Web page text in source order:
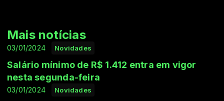
Mais notícias
Novidades
03/01/2024
Salário mínimo de R$ 1.412 entra em vigor
nesta segunda-feira
Novidades
03/01/2024